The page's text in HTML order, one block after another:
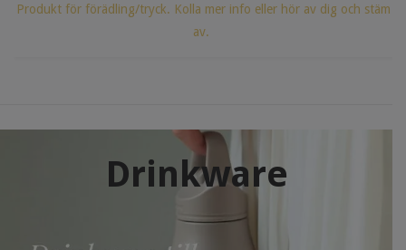
Drinkware
Produkt för förädling/tryck. Kolla mer info eller hör av dig och stäm
av.